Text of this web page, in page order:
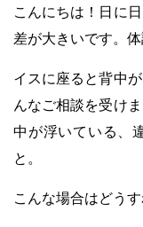
こんにちは！日に
差が大きいです。
イスに座ると背中
んなご相談を受け
中が浮いている、
と。
こんな場合はどう